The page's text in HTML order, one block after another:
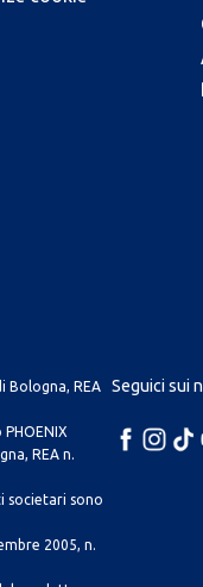
Bologna, REA
REA n.
societari sono
2005, n.
Seguici sui